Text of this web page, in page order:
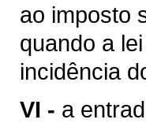
ao imposto
quando a
incidência
VI - a